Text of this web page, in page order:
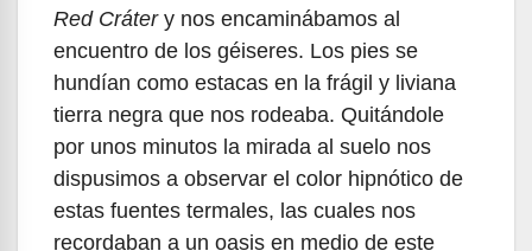
Red Crátery nos encaminábamos al
encuentro de los géiseres. Los pies se
hundían como estacas en la frágil y liviana
tierra negra que nos rodeaba. Quitándole
por unos minutos la mirada al suelo nos
dispusimos a observar el color hipnótico de
estas fuentes termales, las cuales nos
recordaban a un oasis en medio de este